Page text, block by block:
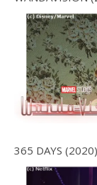
365 DAYS (2020)